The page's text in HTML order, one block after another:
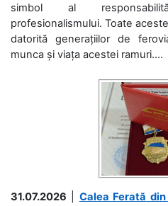
simbol al
profesionalismului. Toate
datorită generațiilor de
munca și viața acestei ramuri....
31.07.2026
Calea Ferată